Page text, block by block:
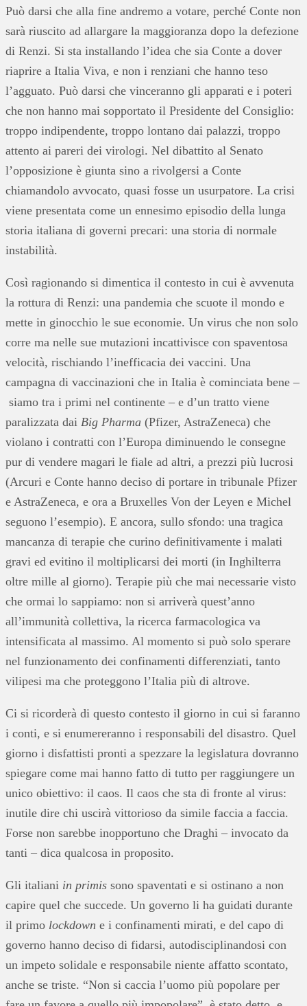
Può darsi che alla fine andremo a votare, perché Conte non
sarà riuscito ad allargare la maggioranza dopo la defezione
di Renzi. Si sta installando l’idea che sia Conte a dover
riaprire a Italia Viva, e non i renziani che hanno teso
l’agguato. Può darsi che vinceranno gli apparati e i poteri
che non hanno mai sopportato il Presidente del Consiglio:
troppo indipendente, troppo lontano dai palazzi, troppo
attento ai pareri dei virologi. Nel dibattito al Senato
l’opposizione è giunta sino a rivolgersi a Conte
chiamandolo avvocato, quasi fosse un usurpatore. La crisi
viene presentata come un ennesimo episodio della lunga
storia italiana di governi precari: una storia di normale
instabilità.
Così ragionando si dimentica il contesto in cui è avvenuta
la rottura di Renzi: una pandemia che scuote il mondo e
mette in ginocchio le sue economie. Un virus che non solo
corre ma nelle sue mutazioni incattivisce con spaventosa
velocità, rischiando l’inefficacia dei vaccini. Una
campagna di vaccinazioni che in Italia è cominciata bene –
siamo tra i primi nel continente – e d’un tratto viene
paralizzata dai Big Pharma (Pfizer, AstraZeneca) che
violano i contratti con l’Europa diminuendo le consegne
pur di vendere magari le fiale ad altri, a prezzi più lucrosi
(Arcuri e Conte hanno deciso di portare in tribunale Pfizer
e AstraZeneca, e ora a Bruxelles Von der Leyen e Michel
seguono l’esempio). E ancora, sullo sfondo: una tragica
mancanza di terapie che curino definitivamente i malati
gravi ed evitino il moltiplicarsi dei morti (in Inghilterra
oltre mille al giorno). Terapie più che mai necessarie visto
che ormai lo sappiamo: non si arriverà quest’anno
all’immunità collettiva, la ricerca farmacologica va
intensificata al massimo. Al momento si può solo sperare
nel funzionamento dei confinamenti differenziati, tanto
vilipesi ma che proteggono l’Italia più di altrove.
Ci si ricorderà di questo contesto il giorno in cui si faranno
i conti, e si enumereranno i responsabili del disastro. Quel
giorno i disfattisti pronti a spezzare la legislatura dovranno
spiegare come mai hanno fatto di tutto per raggiungere un
unico obiettivo: il caos. Il caos che sta di fronte al virus:
inutile dire chi uscirà vittorioso da simile faccia a faccia.
Forse non sarebbe inopportuno che Draghi – invocato da
tanti – dica qualcosa in proposito.
Gli italiani in primis sono spaventati e si ostinano a non
capire quel che succede. Un governo li ha guidati durante
il primo lockdown e i confinamenti mirati, e del capo di
governo hanno deciso di fidarsi, autodisciplinandosi con
un impeto solidale e responsabile niente affatto scontato,
anche se triste. “Non si caccia l’uomo più popolare per